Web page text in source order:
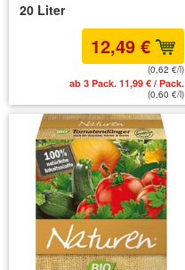
20 Liter
12,49 €
(0,62 €/l)
ab 3 Pack. 11,99 € / Pack.
(0,60 €/l)